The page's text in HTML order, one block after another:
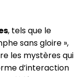
, tels que le
sans gloire »,
les mystères qui
d’interaction